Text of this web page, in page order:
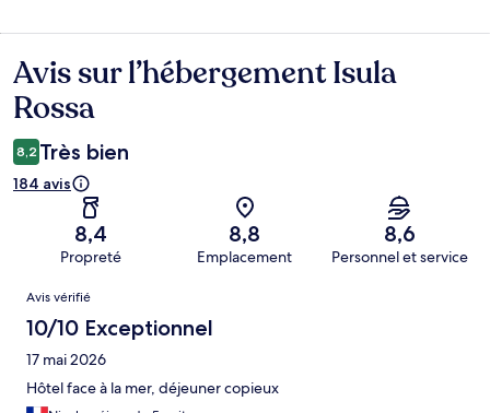
Avis
Avis sur l’hébergement Isula
Rossa
8,2 Très bien
184 avis
8,4
Propreté
8,8
Emplacement
8,6
Personnel et service
Avis
Avis vérifié
10/10 Exceptionnel
17 mai 2026
Hôtel face à la mer, déjeuner copieux